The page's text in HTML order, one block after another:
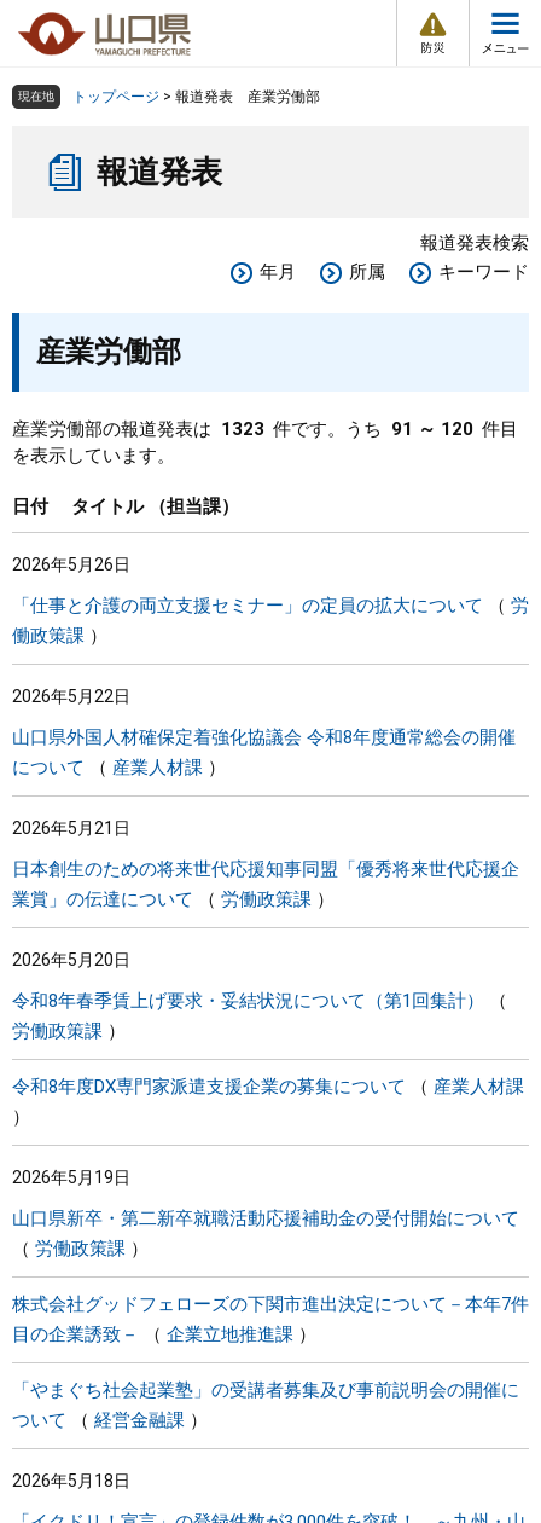
の
ー
メ
組織で探す
Other Languages
くらし・環境
教育・文化・スポーツ
しごと・産業・観光
県政情報
現在地 トップページ > 報道発表 産業労働部
報道発表
報道発表検索
年月
所属 キーワード
産業労働部
産業労働部の報道発表は 1323 件です。うち 91 ～ 120 件目
を表示しています。
日付 タイトル 担当課
2026年5月26日
「仕事と介護の両立支援セミナー」の定員の拡大について
労
働政策課
2026年5月22日
山口県外国人材確保定着強化協議会 令和8年度通常総会の開催
について
産業人材課
2026年5月21日
日本創生のための将来世代応援知事同盟「優秀将来世代応援企
業賞」の伝達について
労働政策課
2026年5月20日
令和8年春季賃上げ要求・妥結状況について（第1回集計）
労働政策課
令和8年度DX専門家派遣支援企業の募集について 産業人材課
2026年5月19日
山口県新卒・第二新卒就職活動応援補助金の受付開始について
労働政策課
株式会社グッドフェローズの下関市進出決定について－本年7件
目の企業誘致－
企業立地推進課
「やまぐち社会起業塾」の受講者募集及び事前説明会の開催に
ついて
経営金融課
2026年5月18日